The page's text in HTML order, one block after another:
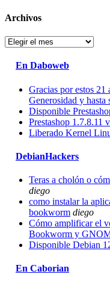
Archivos
Archivos
En Daboweb
Gracias por estos
Generosidad y hasta
Disponible
Prestashop 1.7.8.11
Liberado Kernel
DebianHackers
Teras a cholón o
diego
como instalar la
bookworm diego
Cómo amplificar el
Bookworm y
Disponible Debian
En Caborian